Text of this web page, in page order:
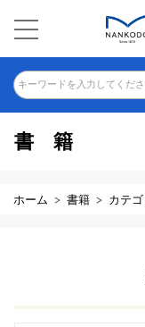
キーワードを入力してくだ
書籍
ホーム 書籍 カテ